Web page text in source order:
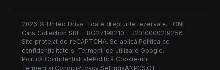
2026 © United Drive. Toate drepturile rezervate. · ONE
Cars Collection SRL – RO27198210 – J2010000219256
Site protejat de reCAPTCHA. Se aplică Politica de
confidențialitate și Termenii de utilizare Google.
Politică ConfidențialitatePolitică Cookie-uri
Termeni și CondițiiPrivacy SettingsANPCS.O.L